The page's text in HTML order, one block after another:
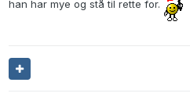
han har mye og stå til rette for.